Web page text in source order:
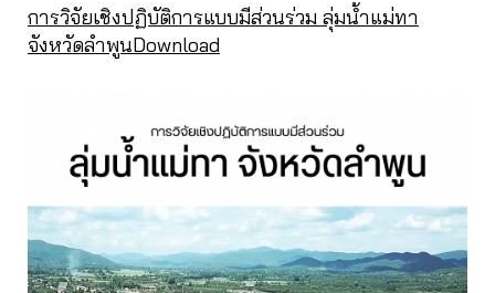
การวิจัยเชิงปฏิบัติการแบบมีส่วนร่วม ลุ่มน้ำแม่ทา
จังหวัดลำพูนDownload